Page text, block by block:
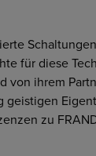
für diese
von ihrem
zu